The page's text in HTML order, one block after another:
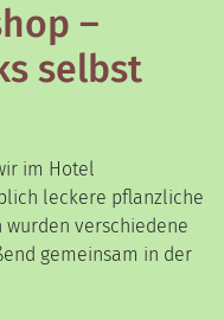
–
selbst
im Hotel
leckere pflanzliche
wurden verschiedene
gemeinsam in der